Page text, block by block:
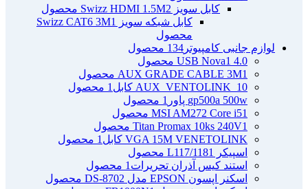
کابل سویز Swizz HDMI 1.5M 2 محصول
کابل شبکه سویز Swizz CAT6 3M
1
محصول
لوازم جانبی کامپیوتر 134 محصول
4.0 USB Nova 1 محصول
AUX GRADE CABLE 3M1 محصول
AUX_VENTOLINK_10 کابل
1 محصول
gp500a 500w پاور
1 محصول
MSI AM272 Core i51 محصول
Titan Promax 10ks 240V1 محصول
VGA 15M VENETOLINK کابل
1 محصول
اسپیکر L117/118
1 محصول
استند کیس آذران تحریرات 1 محصول
اسکنر اپسون EPSON مدل DS-870
2 محصول